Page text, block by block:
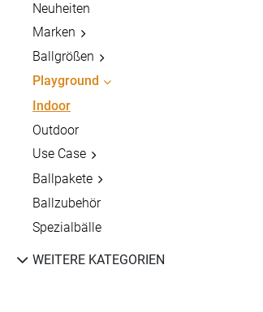
Neuheiten
Marken
Ballgrößen
Playground
Indoor
Outdoor
Use Case
Ballpakete
Ballzubehör
Spezialbälle
WEITERE KATEGORIEN